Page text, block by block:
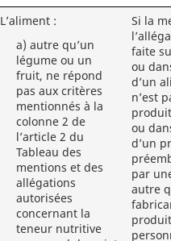
L’aliment :
a) autre qu’un
légume ou un
fruit, ne répond
pas aux critères
mentionnés à la
colonne 2 de
l’article 2 du
Tableau des
mentions et des
allégations
autorisées
concernant la
teneur nutritive
Si la
faite
ou
d’un
n’est
ou
d’un
par
autre